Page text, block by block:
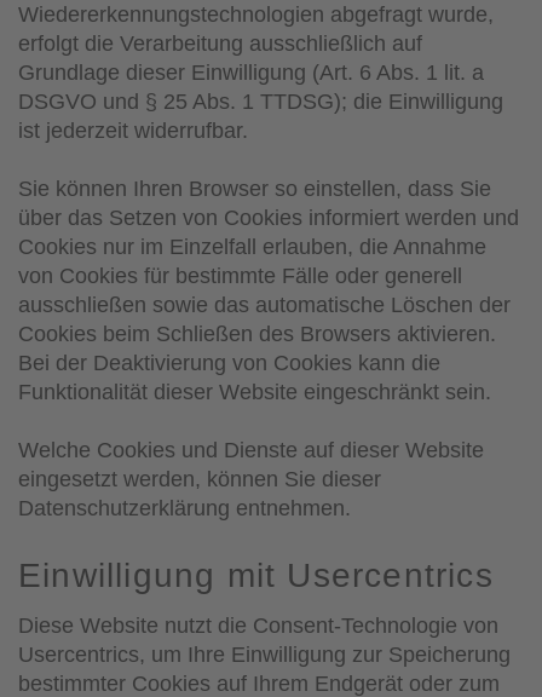
Wiedererkennungstechnologien abgefragt wurde,
erfolgt die Verarbeitung ausschließlich auf
Grundlage dieser Einwilligung (Art. 6 Abs. 1 lit. a
DSGVO und § 25 Abs. 1 TTDSG); die Einwilligung
ist jederzeit widerrufbar.
Sie können Ihren Browser so einstellen, dass Sie
über das Setzen von Cookies informiert werden und
Cookies nur im Einzelfall erlauben, die Annahme
von Cookies für bestimmte Fälle oder generell
ausschließen sowie das automatische Löschen der
Cookies beim Schließen des Browsers aktivieren.
Bei der Deaktivierung von Cookies kann die
Funktionalität dieser Website eingeschränkt sein.
Welche Cookies und Dienste auf dieser Website
eingesetzt werden, können Sie dieser
Datenschutzerklärung entnehmen.
Einwilligung mit Usercentrics
Diese Website nutzt die Consent-Technologie von
Usercentrics, um Ihre Einwilligung zur Speicherung
bestimmter Cookies auf Ihrem Endgerät oder zum